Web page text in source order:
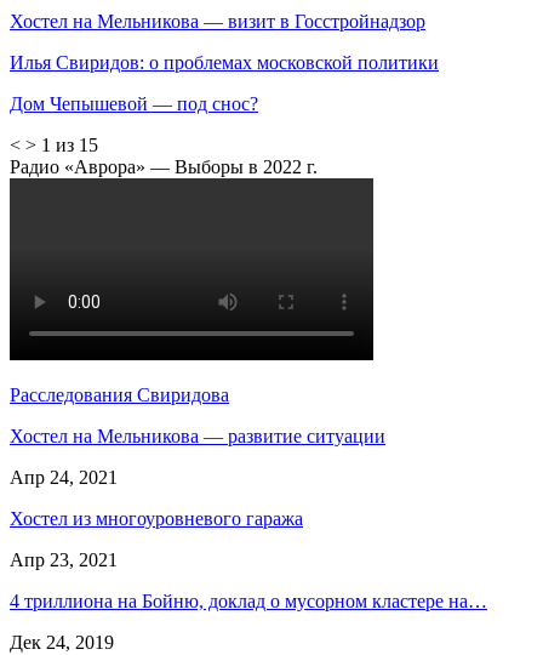
Хостел на Мельникова — визит в Госстройнадзор
Илья Свиридов: о проблемах московской политики
Дом Чепышевой — под снос?
< > 1 из 15
Радио «Аврора» — Выборы в 2022 г.
Расследования Свиридова
Хостел на Мельникова — развитие ситуации
Апр 24, 2021
Хостел из многоуровневого гаража
Апр 23, 2021
4 триллиона на Бойню, доклад о мусорном кластере на…
Дек 24, 2019